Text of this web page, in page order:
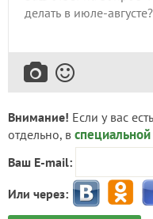
Внимание! Если у вас
отдельно, в
Ваш E-mail:
Или через: